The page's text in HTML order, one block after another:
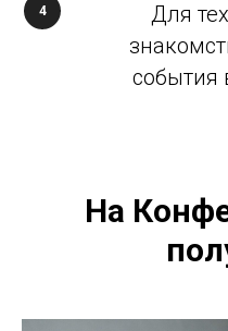
4
Для
события
На